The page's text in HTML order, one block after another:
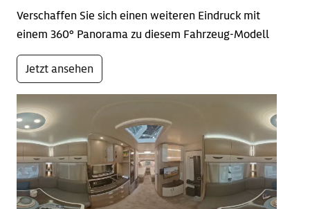
Verschaffen Sie sich einen weiteren Eindruck mit
einem 360° Panorama zu diesem Fahrzeug-Modell
Jetzt ansehen